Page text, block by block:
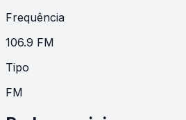
Frequência
106.9 FM
Tipo
FM